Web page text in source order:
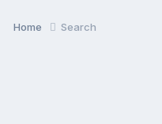
Home Search